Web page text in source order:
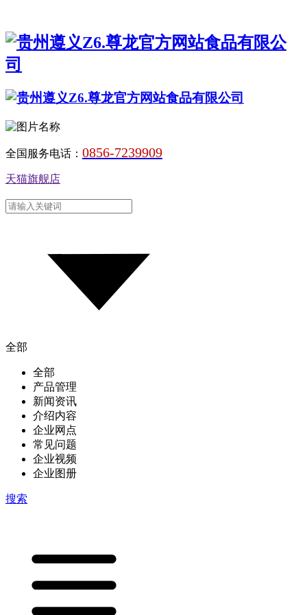
全国服务电话： 0856-7239909
天猫旗舰店
全部
全部
产品管理
新闻资讯
介绍内容
企业网点
常见问题
企业视频
企业图册
搜索